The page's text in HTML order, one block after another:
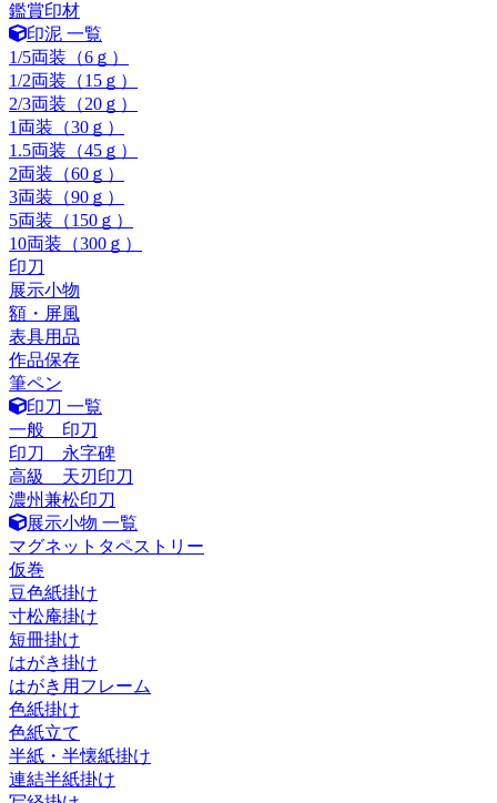
鑑賞印材
印泥 一覧
1/5両装（6ｇ）
1/2両装（15ｇ）
2/3両装（20ｇ）
1両装（30ｇ）
1.5両装（45ｇ）
2両装（60ｇ）
3両装（90ｇ）
5両装（150ｇ）
10両装（300ｇ）
印刀
展示小物
額・屏風
表具用品
作品保存
筆ペン
印刀 一覧
一般 印刀
印刀 永字碑
高級 天刃印刀
濃州兼松印刀
展示小物 一覧
マグネットタペストリー
仮巻
豆色紙掛け
寸松庵掛け
短冊掛け
はがき掛け
はがき用フレーム
色紙掛け
色紙立て
半紙・半懐紙掛け
連結半紙掛け